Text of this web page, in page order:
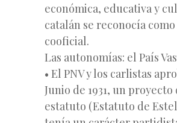
económica, educativa y
catalán se reconocía
cooficial.
Las autonomías: el País
• El PNV y los carlistas
Junio de 1931, un proyecto
estatuto (Estatuto de